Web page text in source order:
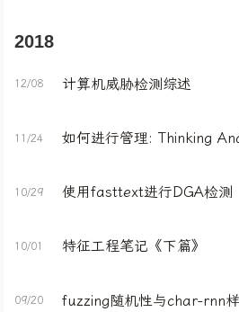
2018
12/08 计算机威胁检测综述
11/24 如何进行管理: Thinking
10/29 使用fasttext进行DGA检测
10/01 特征工程笔记《下篇》
09/20 fuzzing随机性与char-rnn